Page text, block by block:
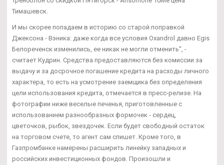
Тимашевск.
И мы скорее попадаем в историю со старой поправкой
Джексона - Вэника: даже когда все условия Oxandrol давно Egis
Белореченск изменились, ее никак не могли отменить", -
считает Кудрин. Средства предоставляются без комиссии за
выдачу и за досрочное погашение кредита на расходы личного
характера, то есть на усмотрение заемщика без определения
цели использования кредита, отмечается в пресс-релизе. На
фотографии ниже веселые печенья, приготовленные с
использованием разнообразных формочек - сердец,
цветочков, рыбок, звездочек. Если будет свободный остаток
на торговом счете, то агент сам спишет. Кроме того, в
Газпромбанке намерены расширить линейку западных и
российских инвестиционных фондов. Произошли и